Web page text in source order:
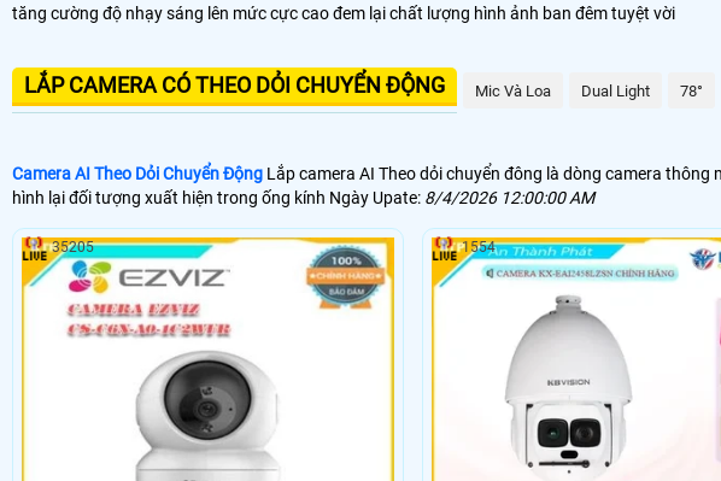
tăng cường độ nhạy sáng lên mức cực cao đem lại chất lượng hình ảnh ban đêm tuyệt vời
LẮP CAMERA CÓ THEO DỎI CHUYỂN ĐỘNG Mic Và Loa Dual Light 78°
Camera AI Theo Dỏi Chuyển Động Lắp camera AI Theo dỏi chuyển đông là dòng camera
hình lại đối tượng xuất hiện trong ống kính Ngày Upate: 8/4/2026 12:00:00 AM
35205 1554